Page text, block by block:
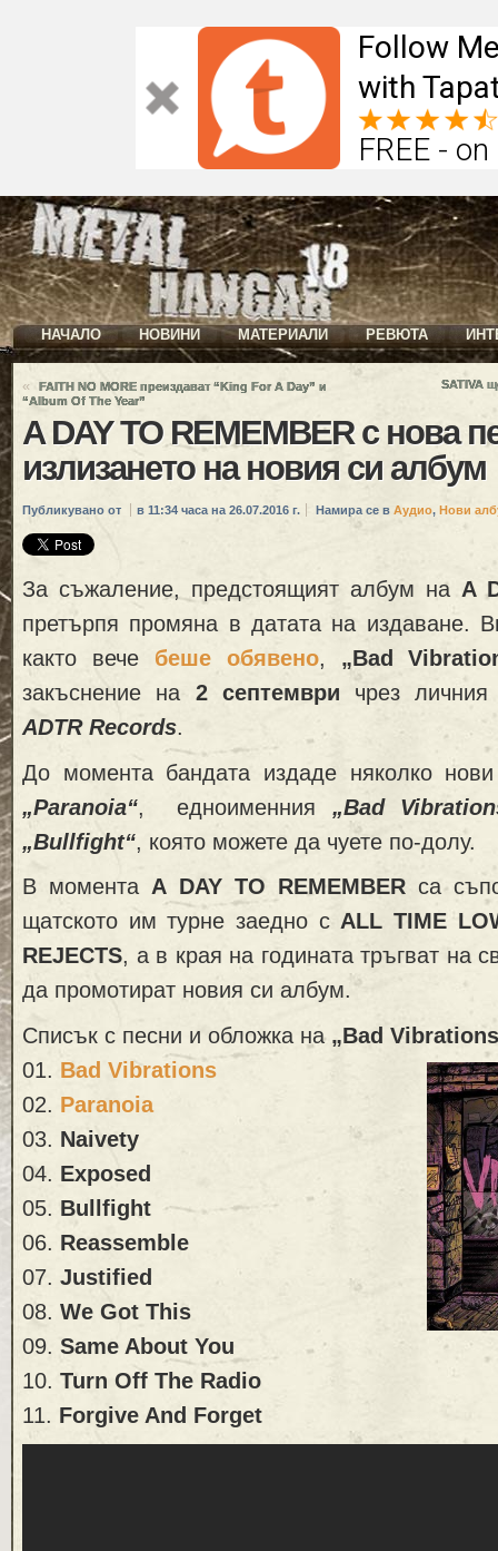
Follow
with
FREE -
НАЧАЛО НОВИНИ МАТЕРИАЛИ РЕВЮТА
«
FAITH NO MORE преиздават “King For A Day” и
“Album Of The Year”
SATIVA
A DAY TO REMEMBER с нова
излизането на новия си албум
Публикувано от в 11:34 часа на 26.07.2016 г. Намира се в Аудио, Нови
За съжаление, предстоящият албум на A
претърпя промяна в датата на издаване.
както вече беше обявено, „Bad
закъснение на 2 септември чрез
ADTR Records.
До момента бандата издаде няколко
„Paranoia“, едноименния „Bad
„Bullfight“, която можете да чуете по-долу.
В момента A DAY TO REMEMBER са
щатското им турне заедно с ALL TIME
REJECTS, а в края на годината тръгват на
да промотират новия си албум.
Списък с песни и обложка на „Bad
01. Bad Vibrations
02. Paranoia
03. Naivety
04. Exposed
05. Bullfight
06. Reassemble
07. Justified
08. We Got This
09. Same About You
10. Turn Off The Radio
11. Forgive And Forget